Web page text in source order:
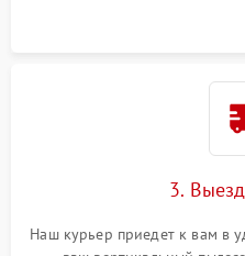
3.
Наш курьер приедет к вам в